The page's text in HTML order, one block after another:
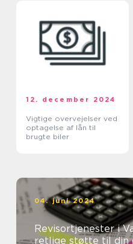
12. december 2024
Vigtige overvejelser ved
optagelse af lån til
brugte biler
04. juni 2024
Revisortjenester i
retlige støtte til din